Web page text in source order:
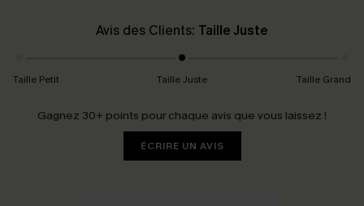
Avis des Clients: Taille Juste
Taille Petit Taille Juste Taille Grand
Gagnez 30+ points pour chaque avis que vous laissez !
ÉCRIRE UN AVIS